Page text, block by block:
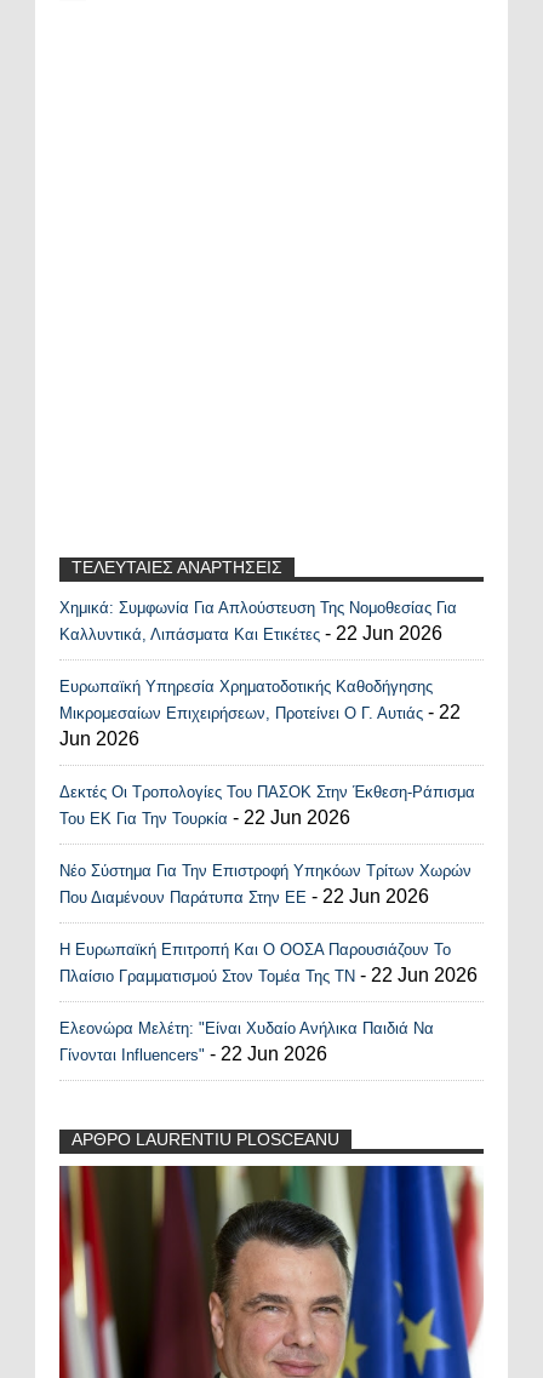
ΤΕΛΕΥΤΑΙΕΣ ΑΝΑΡΤΗΣΕΙΣ
Recent Posts Widget
Χημικά: Συμφωνία Για Απλούστευση Της Νομοθεσίας Για
Καλλυντικά, Λιπάσματα Και Ετικέτες - 22 Jun 2026
Ευρωπαϊκή Υπηρεσία Χρηματοδοτικής Καθοδήγησης
Μικρομεσαίων Επιχειρήσεων, Προτείνει Ο Γ. Αυτιάς - 22
Jun 2026
Δεκτές Οι Τροπολογίες Του ΠΑΣΟΚ Στην Έκθεση-Ράπισμα
Του ΕΚ Για Την Τουρκία - 22 Jun 2026
Νέο Σύστημα Για Την Επιστροφή Υπηκόων Τρίτων Χωρών
Που Διαμένουν Παράτυπα Στην ΕΕ - 22 Jun 2026
Η Ευρωπαϊκή Επιτροπή Και Ο ΟΟΣΑ Παρουσιάζουν Το
Πλαίσιο Γραμματισμού Στον Τομέα Της ΤΝ - 22 Jun 2026
Ελεονώρα Μελέτη: "Είναι Χυδαίο Ανήλικα Παιδιά Να
Γίνονται Influencers" - 22 Jun 2026
ΑΡΘΡΟ LAURENTIU PLOSCEANU